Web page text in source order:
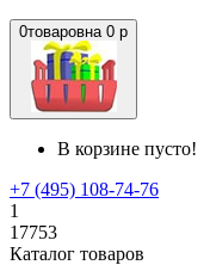
0товаровна 0 р
В корзине пусто!
+7 (495) 108-74-76
1
17753
Каталог товаров